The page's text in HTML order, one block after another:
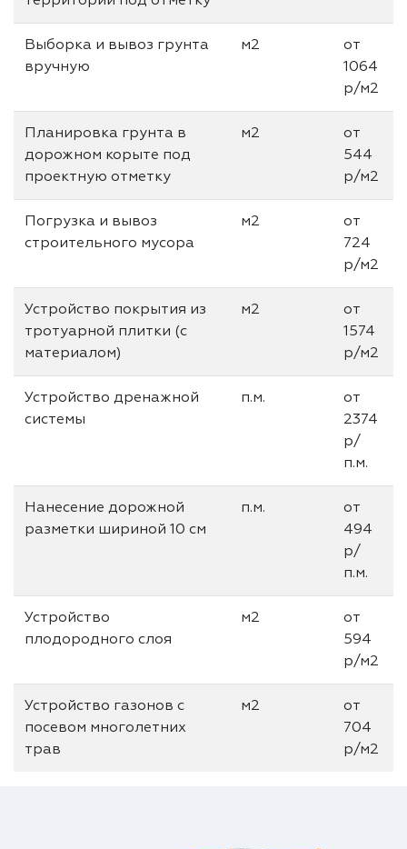
Выборка и вывоз грунта
вручную
м2
от
1064
р/м2
Планировка грунта в
дорожном корыте под
проектную отметку
м2
от
544
р/м2
Погрузка и вывоз
строительного мусора
м2
от
724
р/м2
Устройство покрытия из
тротуарной плитки (с
материалом)
м2
от
1574
р/м2
Устройство дренажной
системы
п.м.
от
2374
р/
п.м.
Нанесение дорожной
разметки шириной 10 см
п.м.
от
494
р/
п.м.
Устройство
плодородного слоя
м2
от
594
р/м2
Устройство газонов с
посевом многолетних
трав
м2
от
704
р/м2